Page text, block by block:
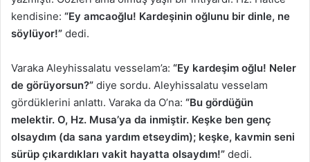
kendisine: “Ey amcaoğlu! Kardeşinin oğlunu bir dinle, ne
söylüyor!” dedi.
Varaka Aleyhissalatu vesselam’a: “Ey kardeşim oğlu! Neler
de görüyorsun?” diye sordu. Aleyhissalatu vesselam
gördüklerini anlattı. Varaka da O’na: “Bu gördüğün
melektir. O, Hz. Musa’ya da inmiştir. Keşke ben genç
olsaydım (da sana yardım etseydim); keşke, kavmin seni
sürüp çıkardıkları vakit hayatta olsaydım!” dedi.